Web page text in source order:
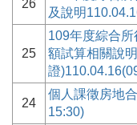
26
及說明
25
109年度綜合
額試算相關說
證
24
個人課徵房地
15:30)